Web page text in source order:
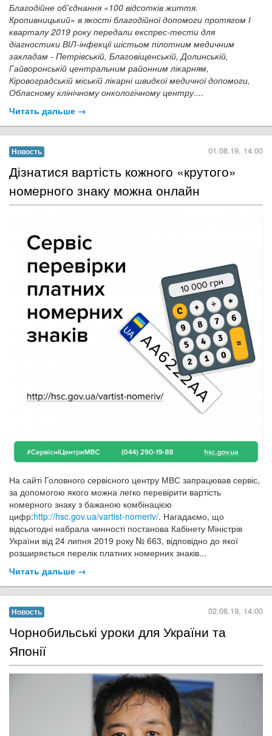
Благодійне об'єднання «100 відсотків життя.
Кропивницький» в якості благодійної допомоги протягом І
кварталу 2019 року передали експрес-тести для
діагностики ВІЛ-інфекції шістьом пілотним медичним
закладам - Петрівській, Благовіщенській, Долинській,
Гайворонській центральним районним лікарням,
Кіровоградській міській лікарні швидкої медичної допомоги,
Обласному клінічному онкологічному центру....
Читать дальше →
Новость 01.08.19, 14:00
​Дізнатися вартість кожного «крутого»
номерного знаку можна онлайн
На сайті Головного сервісного центру МВС запрацював сервіс,
за допомогою якого можна легко перевірити вартість
номерного знаку з бажаною комбінацією
цифр:http://hsc.gov.ua/vartist-nomeriv/. Нагадаємо, що
відсьогодні набрала чинності постанова Кабінету Міністрів
України від 24 липня 2019 року № 663, відповідно до якої
розширяється перелік платних номерних знаків...
Читать дальше →
Новость 02.08.19, 14:00
​Чорнобильські уроки для України та
Японії